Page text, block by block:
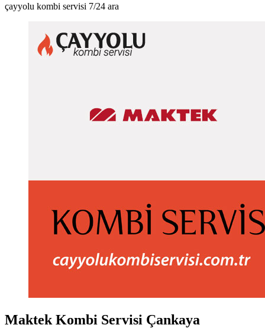
çayyolu kombi servisi 7/24 ara
Maktek Kombi Servisi Çankaya